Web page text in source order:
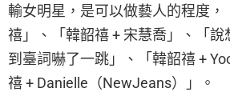
輸女明星，是可以做藝人的程度，
禧」、「韓韶禧 + 宋慧喬」、「
到臺詞嚇了一跳」、「韓韶禧 +
禧 + Danielle（NewJeans）」。